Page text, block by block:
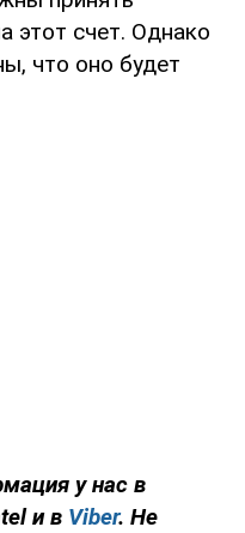
этот счет. Однако
что оно будет
у нас в
и в Viber. Не